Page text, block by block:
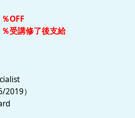
OFF
受講修了後支給
）